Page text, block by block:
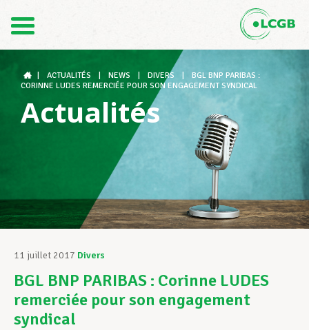
DE
Le LCGB
Structures syndicales
Assistance au Travail
Vos droits
ACTUALITÉS NEWS DIVERS
BGL BNP PARIBAS :
CORINNE LUDES REMERCIÉE POUR SON ENGAGEMENT SYNDICAL
Actualités
11 juillet 2017 Divers
BGL BNP PARIBAS : Corinne LUDES
remerciée pour son engagement
syndical